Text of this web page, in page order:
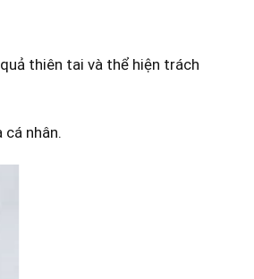
thiên tai và thể hiện trách
nhân.